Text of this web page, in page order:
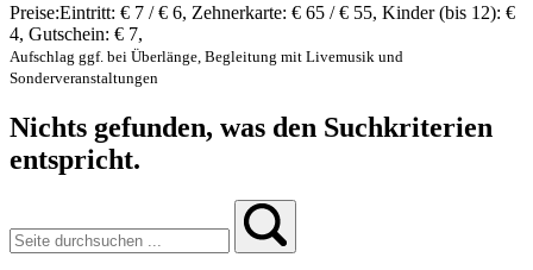
Preise:Eintritt: € 7 / € 6, Zehnerkarte: € 65 / € 55, Kinder (bis 12): €
4, Gutschein: € 7,
Aufschlag ggf. bei Überlänge, Begleitung mit Livemusik und
Sonderveranstaltungen
Nichts gefunden, was den Suchkriterien
entspricht.